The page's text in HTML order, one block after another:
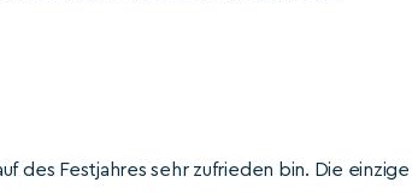
des Festjahres sehr zufrieden bin. Die einzige